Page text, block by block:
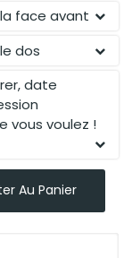
face avant
dos
date
vous voulez !
Au Panier